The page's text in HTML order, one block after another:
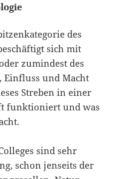
des
sich mit
zumindest des
Einfluss und Macht
Streben in einer
funktioniert und was
sind sehr
schon jenseits der